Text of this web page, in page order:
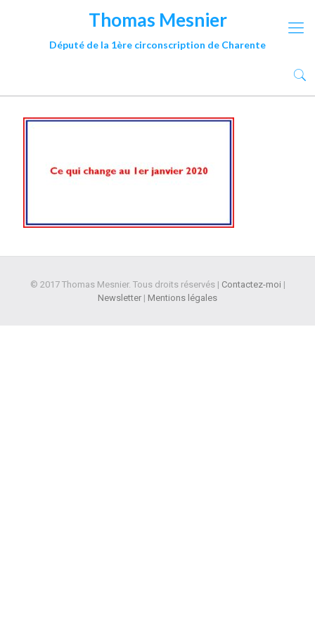
Thomas Mesnier
Député de la 1ère circonscription de Charente
© 2017 Thomas Mesnier. Tous droits réservés | Contactez-moi |
Newsletter | Mentions légales